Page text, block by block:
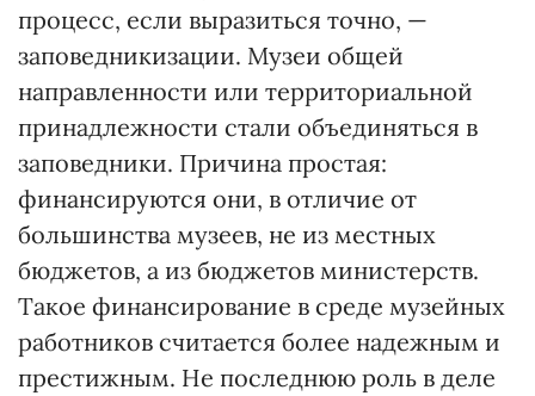
процесс, если выразиться точно, —
заповедникизации. Музеи общей
направленности или территориальной
принадлежности стали объединяться в
заповедники. Причина простая:
финансируются они, в отличие от
большинства музеев, не из местных
бюджетов, а из бюджетов министерств.
Такое финансирование в среде музейных
работников считается более надежным и
престижным. Не последнюю роль в деле